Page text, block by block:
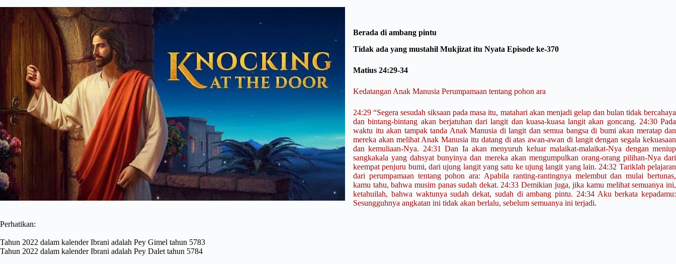
Berada di ambang pintu
Tidak ada yang mustahil Mukjizat itu Nyata Episode ke-370
Matius 24:29-34
Kedatangan Anak Manusia Perumpamaan tentang pohon ara
24:29 “Segera sesudah siksaan pada masa itu, matahari akan menjadi gelap dan bulan tidak bercahaya
dan bintang-bintang akan berjatuhan dari langit dan kuasa-kuasa langit akan goncang. 24:30 Pada
waktu itu akan tampak tanda Anak Manusia di langit dan semua bangsa di bumi akan meratap dan
mereka akan melihat Anak Manusia itu datang di atas awan-awan di langit dengan segala kekuasaan
dan kemuliaan-Nya. 24:31 Dan Ia akan menyuruh keluar malaikat-malaikat-Nya dengan meniup
sangkakala yang dahsyat bunyinya dan mereka akan mengumpulkan orang-orang pilihan-Nya dari
keempat penjuru bumi, dari ujung langit yang satu ke ujung langit yang lain. 24:32 Tariklah pelajaran
dari perumpamaan tentang pohon ara: Apabila ranting-rantingnya melembut dan mulai bertunas,
kamu tahu, bahwa musim panas sudah dekat. 24:33 Demikian juga, jika kamu melihat semuanya ini,
ketahuilah, bahwa waktunya sudah dekat, sudah di ambang pintu. 24:34 Aku berkata kepadamu:
Sesungguhnya angkatan ini tidak akan berlalu, sebelum semuanya ini terjadi.
Perhatikan:
Tahun 2022 dalam kalender Ibrani adalah Pey Gimel tahun 5783
Tahun 2022 dalam kalender Ibrani adalah Pey Dalet tahun 5784